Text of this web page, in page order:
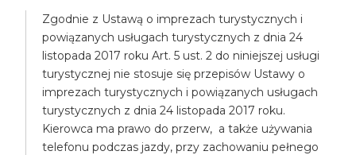
Zgodnie z Ustawą o imprezach turystycznych i
powiązanych usługach turystycznych z dnia 24
listopada 2017 roku Art. 5 ust. 2 do niniejszej usługi
turystycznej nie stosuje się przepisów Ustawy o
imprezach turystycznych i powiązanych usługach
turystycznych z dnia 24 listopada 2017 roku.
Kierowca ma prawo do przerw, a także używania
telefonu podczas jazdy, przy zachowaniu pełnego